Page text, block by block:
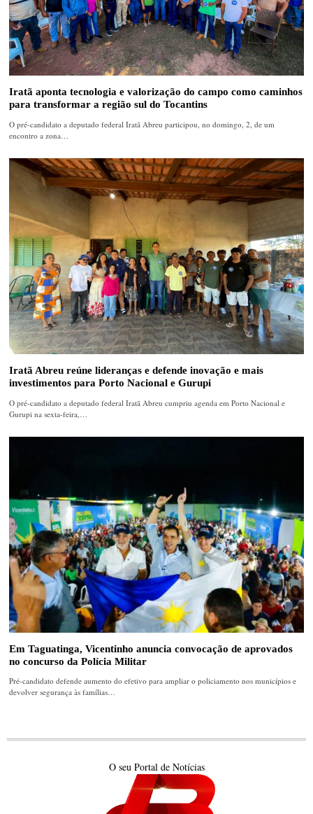
Iratã aponta tecnologia e valorização do campo como caminhos
para transformar a região sul do Tocantins
O pré-candidato a deputado federal Iratã Abreu participou, no domingo, 2, de um
encontro a zona…
Iratã Abreu reúne lideranças e defende inovação e mais
investimentos para Porto Nacional e Gurupi
O pré-candidato a deputado federal Iratã Abreu cumpriu agenda em Porto Nacional e
Gurupi na sexta-feira,…
Em Taguatinga, Vicentinho anuncia convocação de aprovados
no concurso da Polícia Militar
Pré-candidato defende aumento do efetivo para ampliar o policiamento nos municípios e
devolver segurança às famílias…
O seu Portal de Notícias